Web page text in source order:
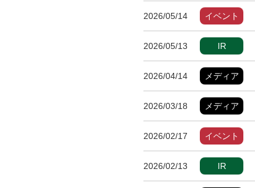
2026/05/14 イベント
2026/05/13 IR
2026/04/14 メディア
2026/03/18 メディア
2026/02/17 イベント
2026/02/13 IR